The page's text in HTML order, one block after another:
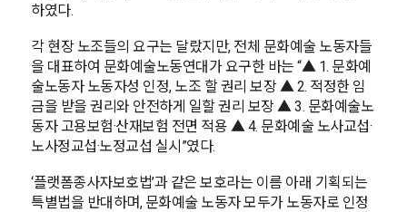
하였다.
각 현장 노조들의 요구는 달랐지만, 전체 문화예술 노동자들
을 대표하여 문화예술노동연대가 요구한 바는 “▲ 1. 문화예
술노동자 노동자성 인정, 노조 할 권리 보장 ▲ 2. 적정한 임
금을 받을 권리와 안전하게 일할 권리 보장 ▲ 3. 문화예술노
동자 고용보험·산재보험 전면 적용 ▲ 4. 문화예술 노사교섭·
노사정교섭·노정교섭 실시”였다.
‘플랫폼종사자보호법’과 같은 보호라는 이름 아래 기획되는
특별법을 반대하며, 문화예술 노동자 모두가 노동자로 인정